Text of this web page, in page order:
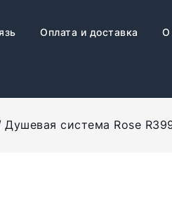
Оплата и доставка О
Душевая система Rose